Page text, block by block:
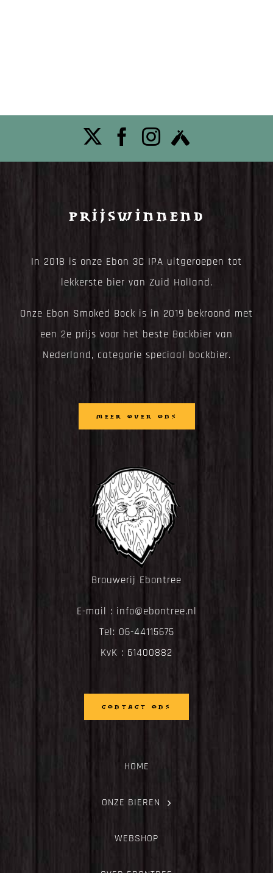
Prijswinnend
In 2018 is onze Ebon 3C IPA uitgeroepen tot
lekkerste bier van Zuid Holland.
Onze Ebon Smoked Bock is in 2019 bekroond met
een 2e prijs voor het beste Bockbier van
Nederland, categorie speciaal bockbier.
MEER OVER ONS
Brouwerij Ebontree
E-mail : info@ebontree.nl
Tel: 06-44115675
KvK : 61400882
CONTACT ONS
HOME
ONZE BIEREN
WEBSHOP